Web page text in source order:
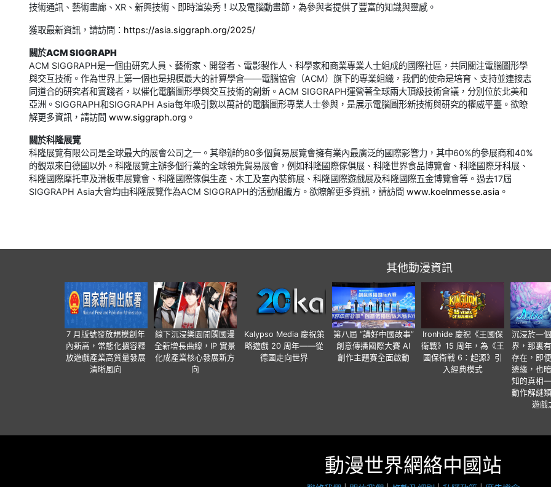
技術通訊、藝術畫廊、XR、新興技術、即時渲染秀！以及電腦動畫節，為參與者提供了豐富的知識與靈感。
獲取最新資訊，請訪問： https://asia.siggraph.org/2025/
關於ACM SIGGRAPH
ACM SIGGRAPH是一個由研究人員、藝術家、開發者、電影製作人、科學家和商業專業人士組成的國際社區，共同關注電腦圖形學
與交互技術。作為世界上第一個也是規模最大的計算學會——電腦協會（ACM）旗下的專業組織，我們的使命是培育、支持並連接志
同道合的研究者和實踐者，以催化電腦圖形學與交互技術的創新。ACM SIGGRAPH運營著全球兩大頂級技術會議，分別位於北美和
亞洲。SIGGRAPH和SIGGRAPH Asia每年吸引數以萬計的電腦圖形專業人士參與，是展示電腦圖形新技術與研究的權威平臺。欲瞭
解更多資訊，請訪問 www.siggraph.org 。
關於科隆展覽
科隆展覽有限公司是全球最大的展會公司之一。其舉辦的80多個貿易展覽會擁有業內最廣泛的國際影響力，其中60%的參展商和40%
的觀眾來自德國以外。科隆展覽主辦多個行業的全球領先貿易展會，例如科隆國際傢俱展、科隆世界食品博覽會、科隆國際牙科展、
科隆國際摩托車及滑板車展覽會、科隆國際傢俱生產、木工及室內裝飾展、科隆國際遊戲展及科隆國際五金博覽會等。過去17屆
SIGGRAPH Asia大會均由科隆展覽作為ACM SIGGRAPH的活動組織方。欲瞭解更多資訊，請訪問 www.koelnmesse.asia 。
其他動漫資訊
7 月版號發放規模創年
內新高，常態化擴容釋
放遊戲產業高質量發展
清晰風向
線下沉浸樂園開闢國漫
全新增長曲線，IP 實景
化成產業核心發展新方
向
Kalypso Media 慶祝策
略遊戲 20 周年——從
德國走向世界
第八屆 “講好中國故事”
創意傳播國際大賽 AI
創作主題賽全面啟動
Ironhide 慶祝《王國保
衛戰》15 周年，為《王
國保衛戰 6：起源》引
入經典模式
沉浸於一
界，那裏
存在，即
邊緣，也
知的真相
動作解謎
遊戲
動漫世界網絡中國站